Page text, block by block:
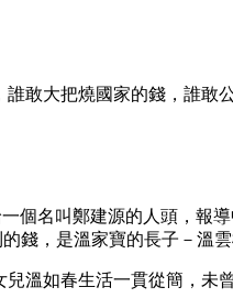
敢大把燒國家的錢，誰敢
名叫鄭建源的人頭，報
錢，是溫家寶的長子－溫雲
溫如春生活一貫從簡，未